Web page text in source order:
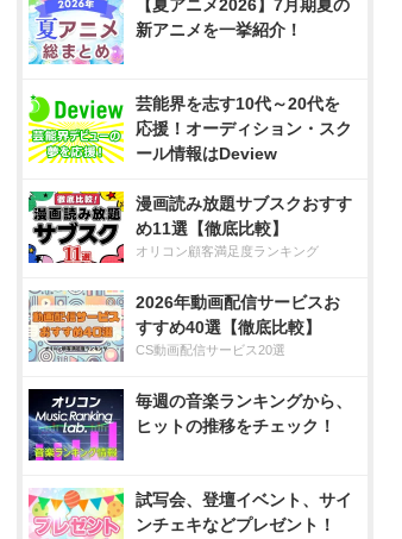
【夏アニメ2026】7月期夏の
新アニメを一挙紹介！
芸能界を志す10代～20代を
応援！オーディション・スク
ール情報はDeview
漫画読み放題サブスクおすす
め11選【徹底比較】
オリコン顧客満足度ランキング
2026年動画配信サービスお
すすめ40選【徹底比較】
CS動画配信サービス20選
毎週の音楽ランキングから、
ヒットの推移をチェック！
試写会、登壇イベント、サイ
ンチェキなどプレゼント！